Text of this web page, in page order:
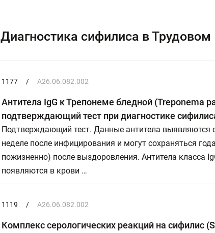
Диагностика сифилиса в Трудовом
1177 / A26.06.082.002
Антитела IgG к Трепонеме бледной (Treponema
подтверждающий тест при диагностике
Подтверждающий тест. Данные антитела выявляются
неделе после инфицирования и могут сохраняться
пожизненно) после выздоровления. Антитела класса
появляются в крови …
1119 / A26.06.082.002
Комплекс серологических реакций на сифилис